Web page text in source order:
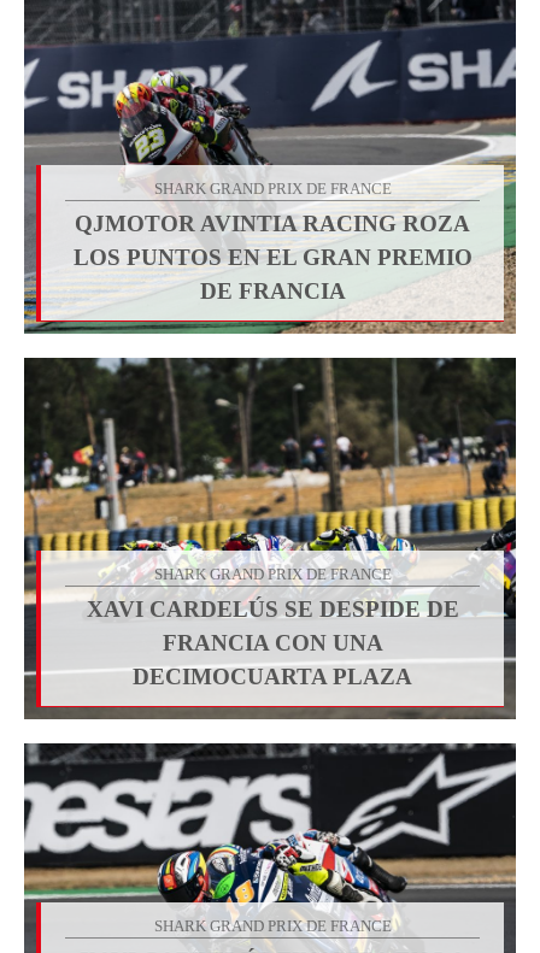
SHARK GRAND PRIX DE FRANCE
QJMOTOR AVINTIA RACING ROZA
LOS PUNTOS EN EL GRAN PREMIO
DE FRANCIA
SHARK GRAND PRIX DE FRANCE
XAVI CARDELÚS SE DESPIDE DE
FRANCIA CON UNA
DECIMOCUARTA PLAZA
SHARK GRAND PRIX DE FRANCE